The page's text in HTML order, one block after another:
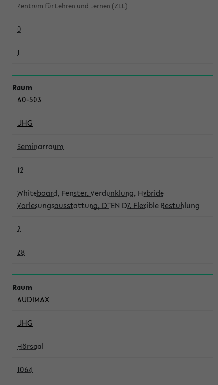
Zentrum für Lehren und Lernen (ZLL)
0
1
A0-503
UHG
Seminarraum
12
Whiteboard, Fenster, Verdunklung, Hybride
Vorlesungsausstattung, DTEN D7, Flexible Bestuhlung
2
28
AUDIMAX
UHG
Hörsaal
1064